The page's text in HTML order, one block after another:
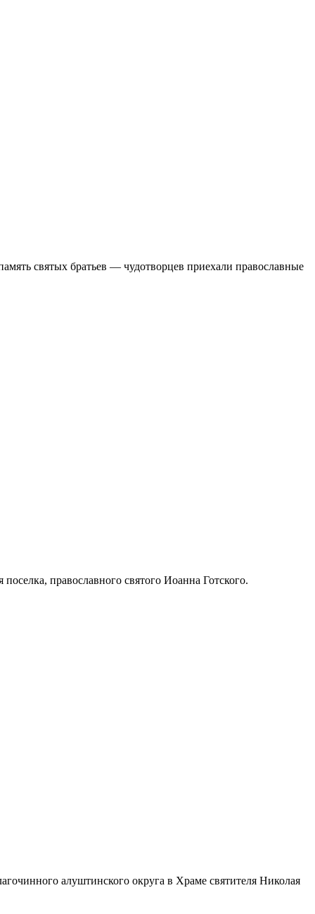
святых братьев — чудотворцев приехали православные
православного святого Иоанна Готского.
алуштинского округа в Храме святителя Николая